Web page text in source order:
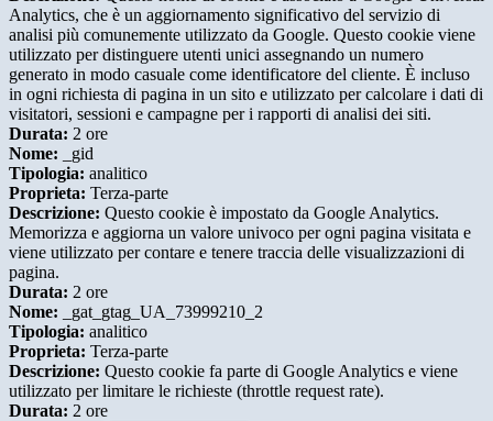
Analytics, che è un aggiornamento significativo del servizio di
analisi più comunemente utilizzato da Google. Questo cookie viene
utilizzato per distinguere utenti unici assegnando un numero
generato in modo casuale come identificatore del cliente. È incluso
in ogni richiesta di pagina in un sito e utilizzato per calcolare i dati di
visitatori, sessioni e campagne per i rapporti di analisi dei siti.
Durata: 2 ore
Nome: _gid
Tipologia: analitico
Proprieta: Terza-parte
Descrizione: Questo cookie è impostato da Google Analytics.
Memorizza e aggiorna un valore univoco per ogni pagina visitata e
viene utilizzato per contare e tenere traccia delle visualizzazioni di
pagina.
Durata: 2 ore
Nome: _gat_gtag_UA_73999210_2
Tipologia: analitico
Proprieta: Terza-parte
Descrizione: Questo cookie fa parte di Google Analytics e viene
utilizzato per limitare le richieste (throttle request rate).
Durata: 2 ore